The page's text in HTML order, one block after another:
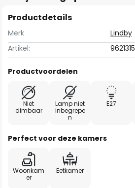
Productdetails
Merk
Lindby
Artikel:
9621315
Productvoordelen
Niet
dimbaar
Lamp niet
inbegrepe
n
E27
Perfect voor deze kamers
Woonkam
er
Eetkamer